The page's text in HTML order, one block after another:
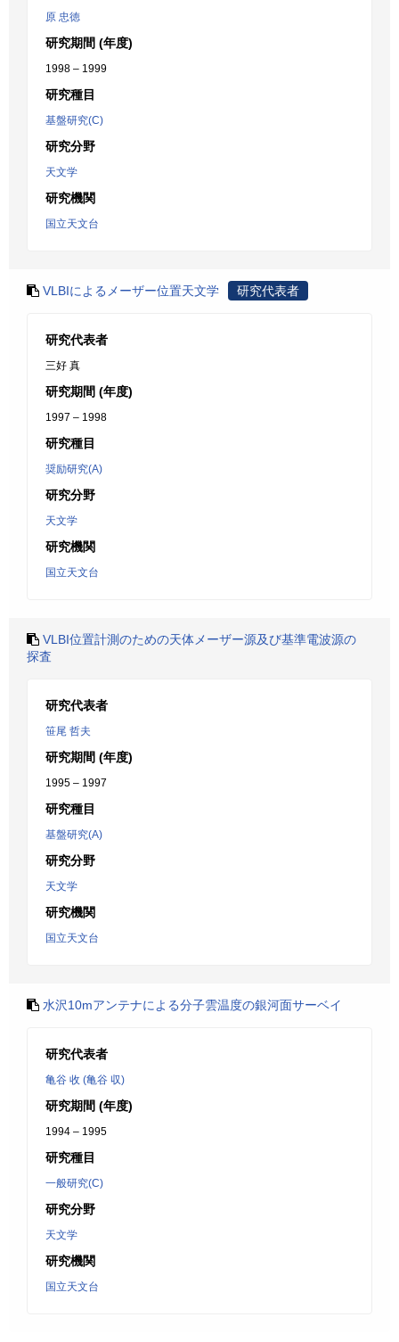
原 忠徳
研究期間 (年度)
1998 – 1999
研究種目
基盤研究(C)
研究分野
天文学
研究機関
国立天文台
VLBIによるメーザー位置天文学 研究代表者
研究代表者
三好 真
研究期間 (年度)
1997 – 1998
研究種目
奨励研究(A)
研究分野
天文学
研究機関
国立天文台
VLBI位置計測のための天体メーザー源及び基準電波源の
探査
研究代表者
笹尾 哲夫
研究期間 (年度)
1995 – 1997
研究種目
基盤研究(A)
研究分野
天文学
研究機関
国立天文台
水沢10mアンテナによる分子雲温度の銀河面サーベイ
研究代表者
亀谷 收 (亀谷 収)
研究期間 (年度)
1994 – 1995
研究種目
一般研究(C)
研究分野
天文学
研究機関
国立天文台